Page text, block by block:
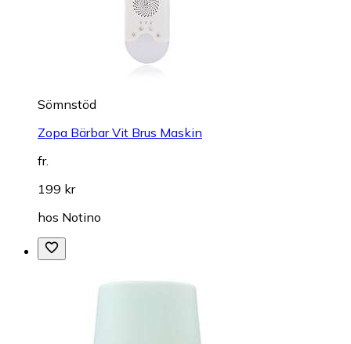
Sömnstöd
Zopa Bärbar Vit Brus Maskin
fr.
199 kr
hos Notino